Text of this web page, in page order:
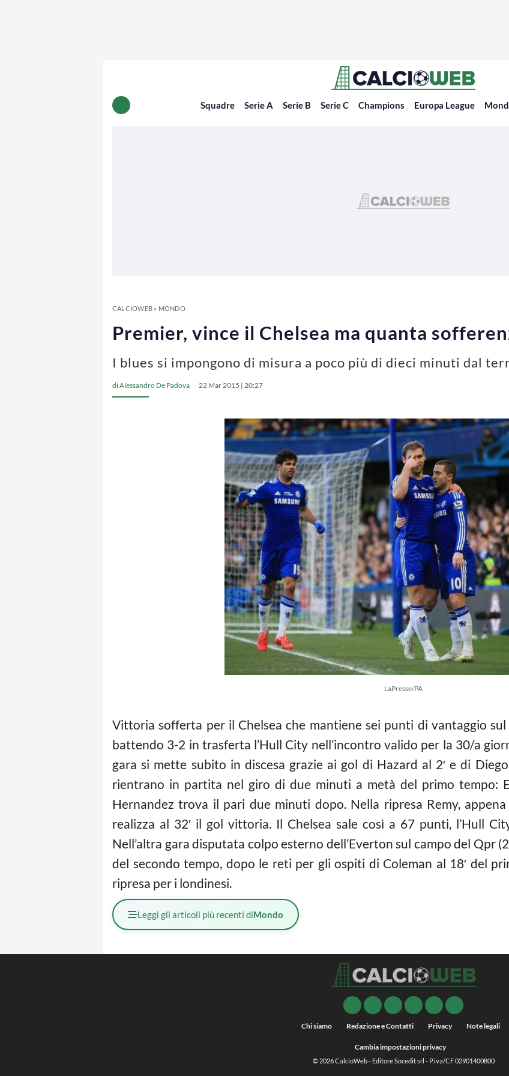
Squadre Serie A Serie B Serie C Champions Europa League
CALCIOWEB» MONDO
Premier, vince il Chelsea ma quanta
I blues si impongono di misura a poco più di dieci minuti dal
diAlessandro De Padova 22 Mar 2015 | 20:27
LaPresse/PA
Vittoria sofferta per il Chelsea che mantiene sei punti di vantaggio
battendo 3-2 in trasferta l’Hull City nell’incontro valido per la 30/a
gara si mette subito in discesa grazie ai gol di Hazard al 2′ e di
rientrano in partita nel giro di due minuti a metà del primo tempo:
Hernandez trova il pari due minuti dopo. Nella ripresa Remy,
realizza al 32′ il gol vittoria. Il Chelsea sale così a 67 punti, l’Hull
Nell’altra gara disputata colpo esterno dell’Everton sul campo del Qpr
del secondo tempo, dopo le reti per gli ospiti di Coleman al 18′ del
ripresa per i londinesi.
Leggi gli articoli più recenti diMondo
Chi siamo Redazione e Contatti Privacy Note legali
Cambia impostazioni privacy
© 2026CalcioWeb- Editore Socedit srl - P.iva/CF 02901400800